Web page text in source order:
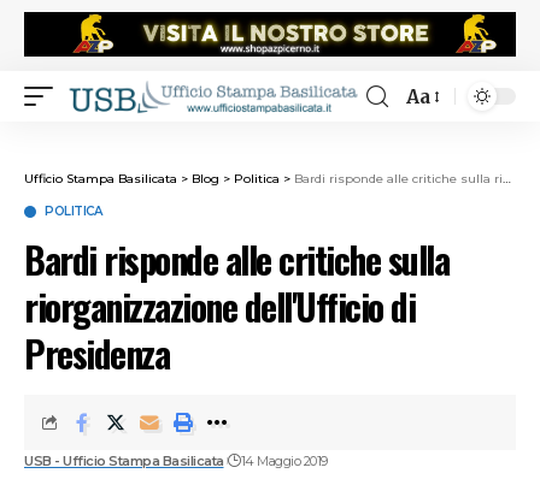
Aa
Ufficio Stampa Basilicata > Blog > Politica > Bardi risponde alle critiche sulla riorganizzazione dell'Ufficio di Presidenza
POLITICA
Bardi risponde alle critiche sulla
riorganizzazione dell'Ufficio di
Presidenza
USB - Ufficio Stampa Basilicata 14 Maggio 2019